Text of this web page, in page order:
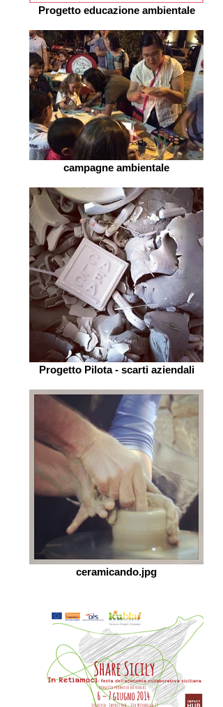
Progetto educazione ambientale
campagne ambientale
Progetto Pilota - scarti aziendali
ceramicando.jpg